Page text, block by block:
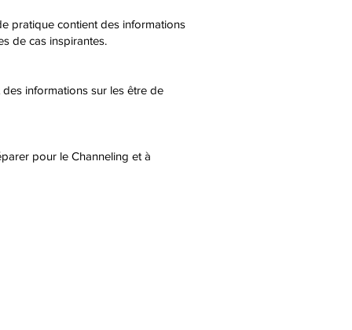
pratique contient des informations
de cas inspirantes.
informations sur les être de
pour le Channeling et à